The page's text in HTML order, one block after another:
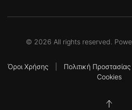
© 2026 All rights reserved.
Όροι Χρήσης Πολιτική
Cookies